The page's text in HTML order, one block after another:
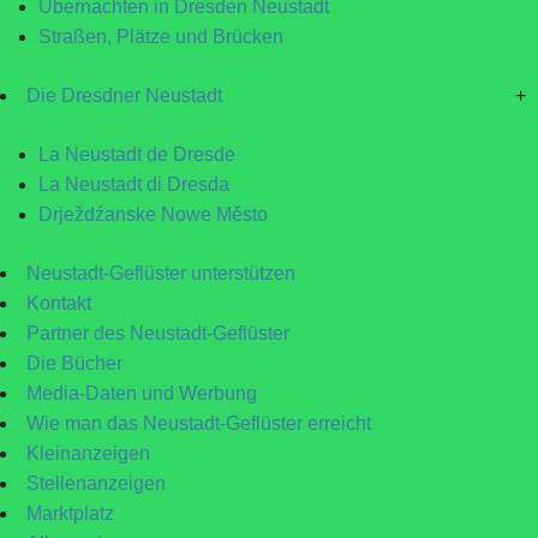
Übernachten in Dresden Neustadt
Straßen, Plätze und Brücken
Die Dresdner Neustadt +
La Neustadt de Dresde
La Neustadt di Dresda
Drježdźanske Nowe Město
Neustadt-Geflüster unterstützen
Kontakt
Partner des Neustadt-Geflüster
Die Bücher
Media-Daten und Werbung
Wie man das Neustadt-Geflüster erreicht
Kleinanzeigen
Stellenanzeigen
Marktplatz